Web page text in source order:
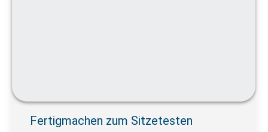
Fertigmachen zum Sitzetesten